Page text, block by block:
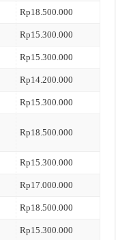
Rp18.500.000
Rp15.300.000
Rp15.300.000
Rp14.200.000
Rp15.300.000
Rp18.500.000
Rp15.300.000
Rp17.000.000
Rp18.500.000
Rp15.300.000